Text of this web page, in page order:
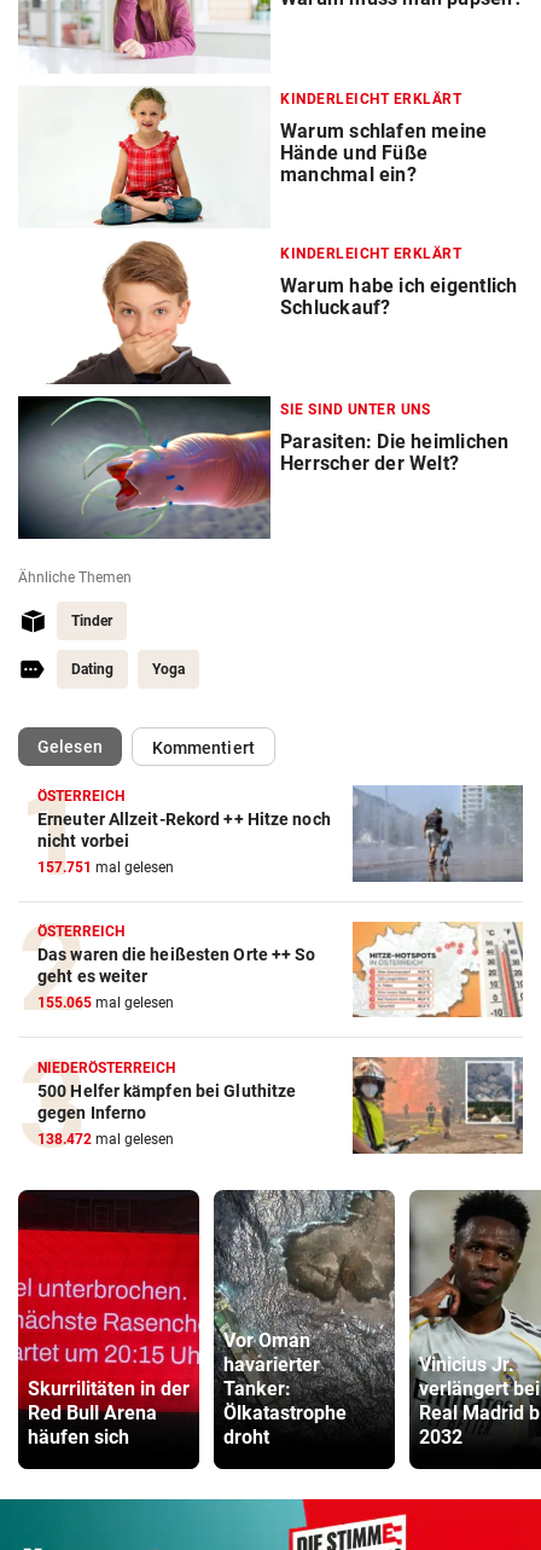
KINDERLEICHT ERKLÄRT
Warum schlafen meine
Hände und Füße
manchmal ein?
KINDERLEICHT ERKLÄRT
Warum habe ich eigentlich
Schluckauf?
SIE SIND UNTER UNS
Parasiten: Die heimlichen
Herrscher der Welt?
Ähnliche Themen
Tinder
Dating Yoga
Gelesen(ausgewählt)Kommentiert
ÖSTERREICH
Erneuter Allzeit-Rekord ++ Hitze noch
nicht vorbei
157.751 mal gelesen
ÖSTERREICH
Das waren die heißesten Orte ++ So
geht es weiter
155.065 mal gelesen
NIEDERÖSTERREICH
500 Helfer kämpfen bei Gluthitze
gegen Inferno
138.472 mal gelesen
Skurrilitäten in der
Red Bull Arena
häufen sich
Vor Oman
havarierter
Tanker:
Ölkatastrophe
droht
Vinicius Jr.
verlängert bei
Real Madrid
2032